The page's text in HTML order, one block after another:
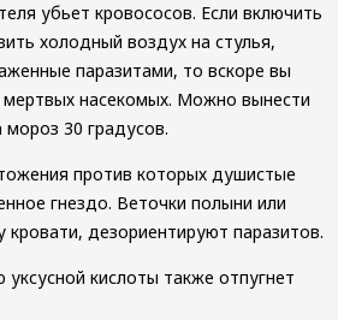
убьет кровососов. Если включить
холодный воздух на стулья,
паразитами, то вскоре вы
насекомых. Можно вынести
30 градусов.
против которых душистые
гнездо. Веточки полыни или
дезориентируют паразитов.
кислоты также отпугнет